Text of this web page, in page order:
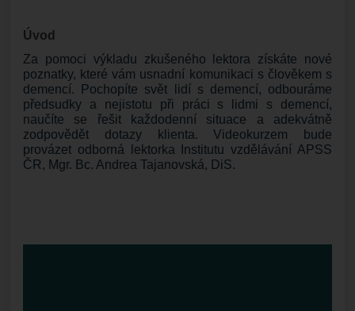
Úvod
Za pomoci výkladu zkušeného lektora získáte nové
poznatky, které vám usnadní komunikaci s člověkem s
demencí. Pochopíte svět lidí s demencí, odbouráme
předsudky a nejistotu při práci s lidmi s demencí,
naučíte se řešit každodenní situace a adekvátně
zodpovědět dotazy klienta. Videokurzem bude
provázet odborná lektorka Institutu vzdělávání APSS
ČR, Mgr. Bc. Andrea Tajanovská, DiS.